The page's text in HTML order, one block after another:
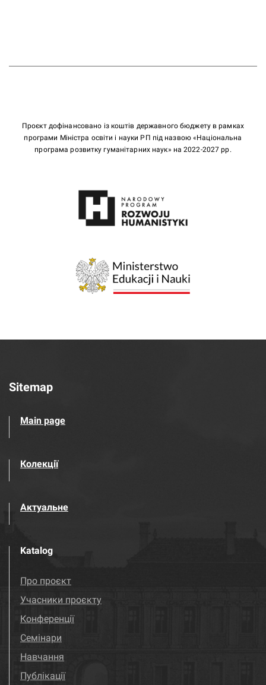
Проєкт дофінансовано із коштів державного бюджету в рамках
програми Міністра освіти і науки РП під назвою «Національна
програма розвитку гуманітарних наук» на 2022-2027 рр.
Sitemap
Main page
Колекції
Актуальне
Katalog
Про проєкт
Учасники проєкту
Конференції
Семінари
Навчання
Публікації